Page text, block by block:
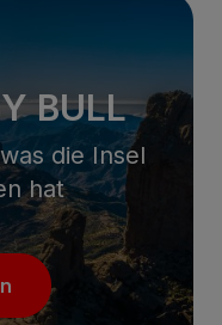
BULL
die Insel
hat